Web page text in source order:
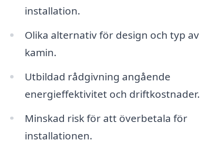
installation.
Olika alternativ för design och typ av
kamin.
Utbildad rådgivning angående
energieffektivitet och driftkostnader.
Minskad risk för att överbetala för
installationen.